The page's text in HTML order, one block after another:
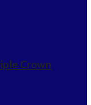
Crown